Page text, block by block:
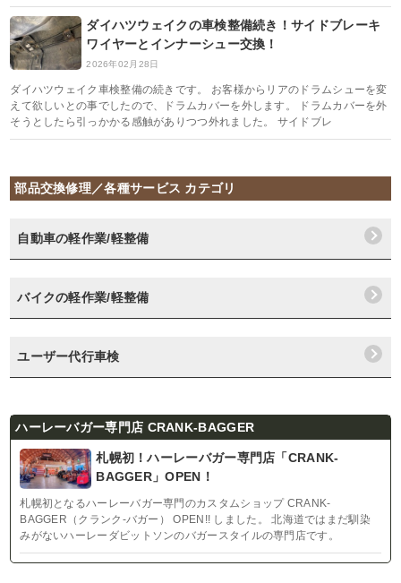
ダイハツウェイクの車検整備続き！サイドブレーキ
ワイヤーとインナーシュー交換！
2026年02月28日
ダイハツウェイク車検整備の続きです。 お客様からリアのドラムシューを変
えて欲しいとの事でしたので、ドラムカバーを外します。 ドラムカバーを外
そうとしたら引っかかる感触がありつつ外れました。 サイドブレ
部品交換修理／各種サービス カテゴリ
自動車の軽作業/軽整備
バイクの軽作業/軽整備
ユーザー代行車検
ハーレーバガー専門店 CRANK-BAGGER
札幌初！ハーレーバガー専門店「CRANK-
BAGGER」OPEN！
札幌初となるハーレーバガー専門のカスタムショップ CRANK-
BAGGER（クランク-バガー） OPEN!! しました。 北海道ではまだ馴染
みがないハーレーダビットソンのバガースタイルの専門店です。